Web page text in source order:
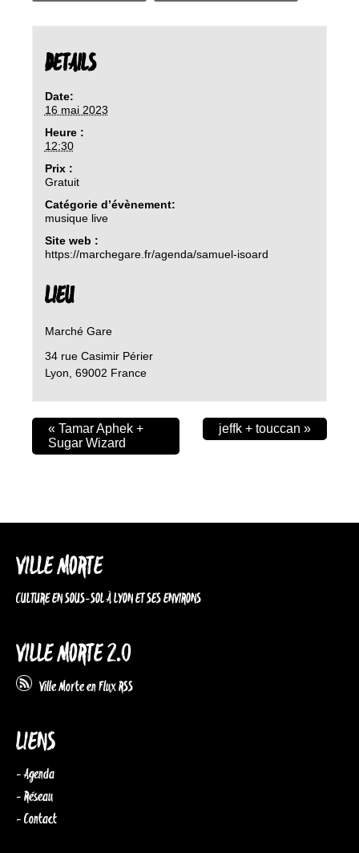
DETAILS
Date:
16 mai 2023
Heure :
12:30
Prix :
Gratuit
Catégorie d’évènement:
musique live
Site web :
https://marchegare.fr/agenda/samuel-isoard
LIEU
Marché Gare
34 rue Casimir Périer
Lyon 69002 France
« Tamar Aphek +
Sugar Wizard
jeffk + touccan »
VILLE MORTE
CULTURE EN SOUS-SOL À LYON ET SES ENVIRONS
VILLE MORTE 2.0
Ville Morte en Flux RSS
LIENS
- Agenda
- Réseau
- Contact